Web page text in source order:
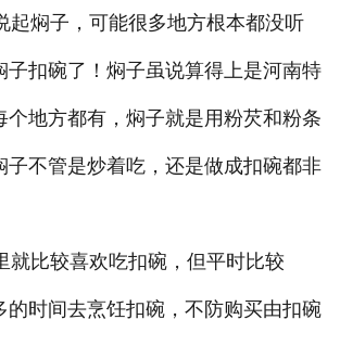
焖子，可能很多地方根本都没听
子扣碗了！焖子虽说算得上是河南特
个地方都有，焖子就是用粉芡和粉条
子不管是炒着吃，还是做成扣碗都非
比较喜欢吃扣碗，但平时比较
的时间去烹饪扣碗，不防购买由扣碗